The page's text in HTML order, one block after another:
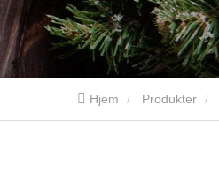
Hjem Produkter